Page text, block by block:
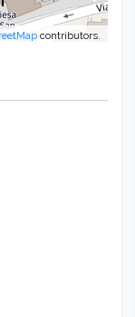
contributors.